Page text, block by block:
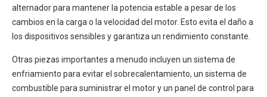
alternador para mantener la potencia estable a pesar de los
cambios en la carga o la velocidad del motor. Esto evita el daño a
los dispositivos sensibles y garantiza un rendimiento constante.
Otras piezas importantes a menudo incluyen un sistema de
enfriamiento para evitar el sobrecalentamiento, un sistema de
combustible para suministrar el motor y un panel de control para